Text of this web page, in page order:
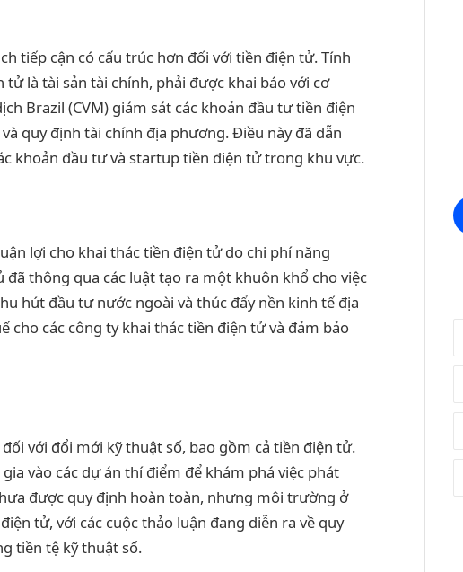
tiếp cận có cấu trúc hơn đối với tiền điện tử. Tính
là tài sản tài chính, phải được khai báo với cơ
Brazil (CVM) giám sát các khoản đầu tư tiền điện
quy định tài chính địa phương. Điều này đã dẫn
khoản đầu tư và startup tiền điện tử trong khu vực.
lợi cho khai thác tiền điện tử do chi phí năng
thông qua các luật tạo ra một khuôn khổ cho việc
hút đầu tư nước ngoài và thúc đẩy nền kinh tế địa
cho các công ty khai thác tiền điện tử và đảm bảo
với đổi mới kỹ thuật số, bao gồm cả tiền điện tử.
vào các dự án thí điểm để khám phá việc phát
được quy định hoàn toàn, nhưng môi trường ở
tử, với các cuộc thảo luận đang diễn ra về quy
tiền tệ kỹ thuật số.